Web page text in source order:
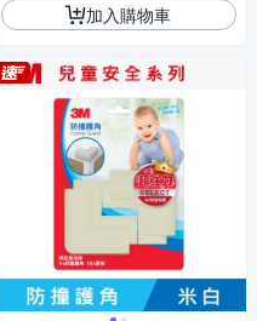
加入購物車